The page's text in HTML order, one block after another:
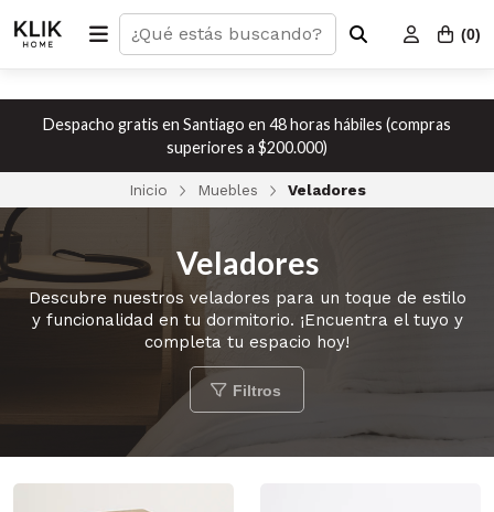
(0)
Despacho gratis en Santiago en 48 horas hábiles (compras
superiores a $200.000)
Inicio Muebles Veladores
Veladores
Descubre nuestros veladores para un toque de estilo
y funcionalidad en tu dormitorio. ¡Encuentra el tuyo y
completa tu espacio hoy!
Filtros